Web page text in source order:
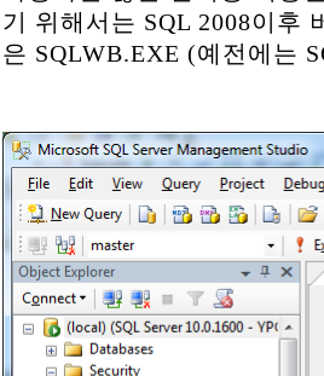
기 위해서는 SQL 2008이후
은 SQLWB.EXE (예전에는